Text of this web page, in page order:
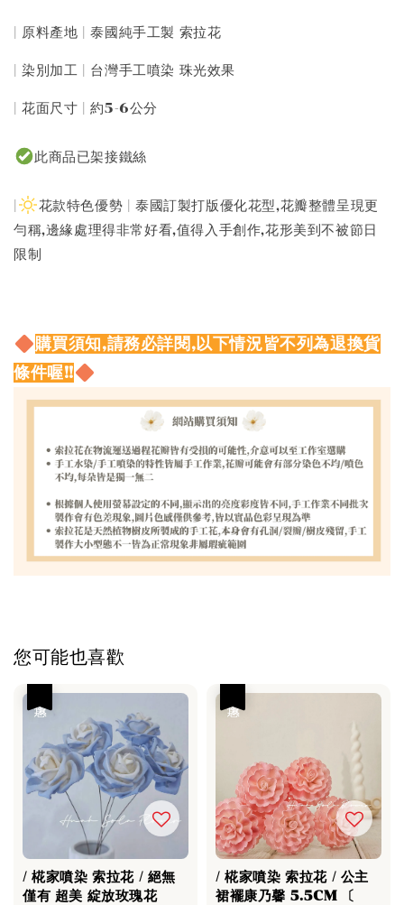
| 原料產地 | 泰國純手工製 索拉花
| 染別加工 | 台灣手工噴染 珠光效果
| 花面尺寸 | 約5-6公分
此商品已架接鐵絲
花款特色優勢 | 泰國訂製打版優化花型,花瓣整體呈現更
勻稱,邊緣處理得非常好看,值得入手創作,花形美到不被節日
限制
購買須知,請務必詳閱,以下情況皆不列為退換貨
條件喔!!
您可能也喜歡
/ 椛家噴染 索拉花 / 絕無
僅有 超美 綻放玫瑰花
/ 椛家噴染 索拉花 / 公主
裙襬康乃馨 5.5CM 〔